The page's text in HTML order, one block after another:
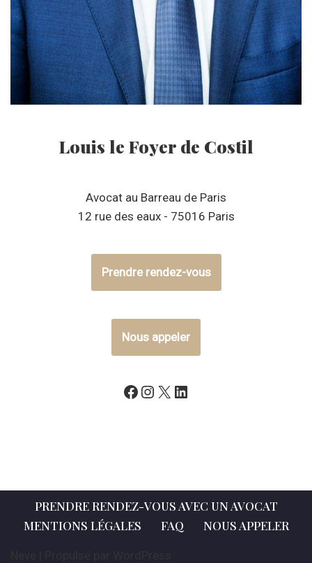
Louis le Foyer de Costil
Avocat au Barreau de Paris
12 rue des eaux - 75016 Paris
Prendre rendez-vous
Nous appeler
PRENDRE RENDEZ-VOUS AVEC UN AVOCAT
MENTIONS LÉGALES
FAQ NOUS APPELER